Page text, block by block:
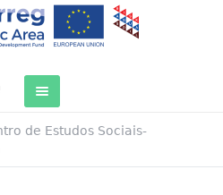
de Estudos Sociais-